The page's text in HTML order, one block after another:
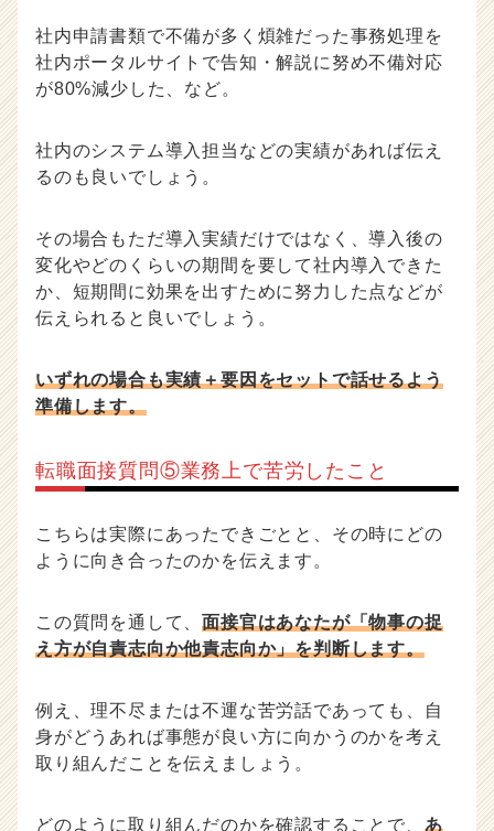
社内申請書類で不備が多く煩雑だった事務処理を
社内ポータルサイトで告知・解説に努め不備対応
が80%減少した、など。
社内のシステム導入担当などの実績があれば伝え
るのも良いでしょう。
その場合もただ導入実績だけではなく、導入後の
変化やどのくらいの期間を要して社内導入できた
か、短期間に効果を出すために努力した点などが
伝えられると良いでしょう。
いずれの場合も実績＋要因をセットで話せるよう
準備します。
転職面接質問⑤業務上で苦労したこと
こちらは実際にあったできごとと、その時にどの
ように向き合ったのかを伝えます。
この質問を通して、面接官はあなたが「物事の捉
え方が自責志向か他責志向か」を判断します。
例え、理不尽または不運な苦労話であっても、自
身がどうあれば事態が良い方に向かうのかを考え
取り組んだことを伝えましょう。
どのように取り組んだのかを確認することで、 あ